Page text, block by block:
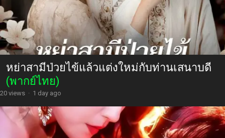
หย่าสามีป่วยไข้แล้วแต่งใหม่กับท่านเสนาบดี
(พากย์ไทย)
20 views · 1 day ago